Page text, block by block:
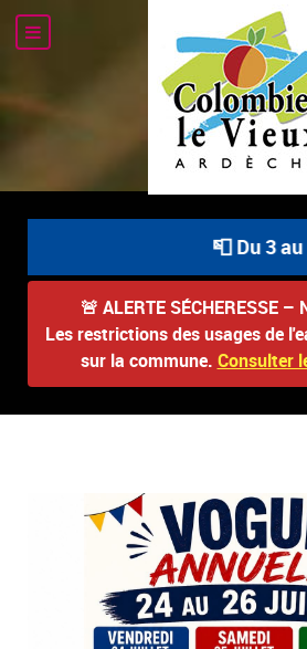
📮 Du 3
🚨 ALERTE SÉCHERESSE –
Les restrictions des usages de
sur la commune. Consulter